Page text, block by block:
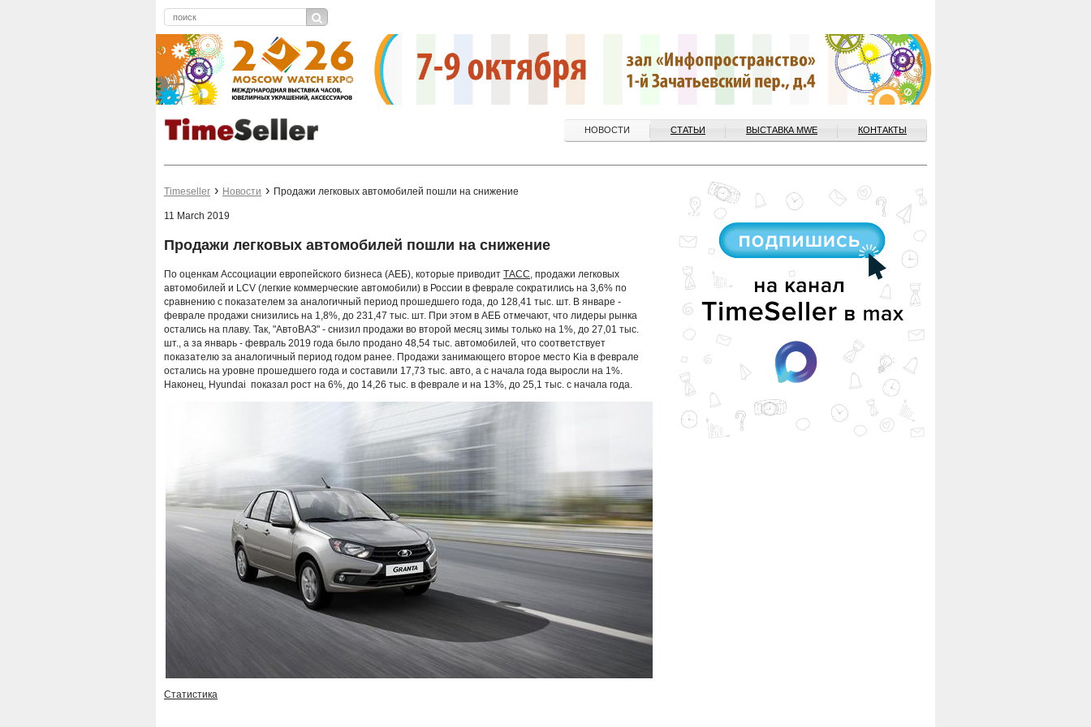
НОВОСТИ СТАТЬИ ВЫСТАВКА MWE КОНТАКТЫ
Timeseller Новости Продажи легковых автомобилей пошли на снижение
11 March 2019
Продажи легковых автомобилей пошли на снижение
По оценкам Ассоциации европейского бизнеса (АЕБ), которые приводит ТАСС, продажи легковых
автомобилей и LCV (легкие коммерческие автомобили) в России в феврале сократились на 3,6% по
сравнению с показателем за аналогичный период прошедшего года, до 128,41 тыс. шт. В январе -
феврале продажи снизились на 1,8%, до 231,47 тыс. шт. При этом в АЕБ отмечают, что лидеры рынка
остались на плаву. Так, "АвтоВАЗ" - снизил продажи во второй месяц зимы только на 1%, до 27,01 тыс.
шт., а за январь - февраль 2019 года было продано 48,54 тыс. автомобилей, что соответствует
показателю за аналогичный период годом ранее. Продажи занимающего второе место Kia в феврале
остались на уровне прошедшего года и составили 17,73 тыс. авто, а с начала года выросли на 1%.
Наконец, Hyundai показал рост на 6%, до 14,26 тыс. в феврале и на 13%, до 25,1 тыс. с начала года.
Статистика